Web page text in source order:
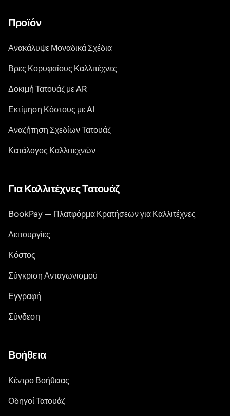
Προϊόν
Ανακάλυψε Μοναδικά Σχέδια
Βρες Κορυφαίους Καλλιτέχνες
Δοκιμή Τατουάζ με AR
Εκτίμηση Κόστους με AI
Αναζήτηση Σχεδίων Τατουάζ
Κατάλογος Καλλιτεχνών
Για Καλλιτέχνες Τατουάζ
BookPay — Πλατφόρμα Κρατήσεων για Καλλιτέχνες
Λειτουργίες
Κόστος
Σύγκριση Ανταγωνισμού
Εγγραφή
Σύνδεση
Βοήθεια
Κέντρο Βοήθειας
Οδηγοί Τατουάζ